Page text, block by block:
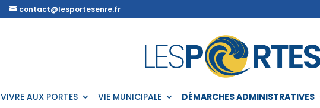
contact@lesportesenre.fr
VIVRE AUX PORTES VIE MUNICIPALE DÉMARCHES ADMINISTRATIVES